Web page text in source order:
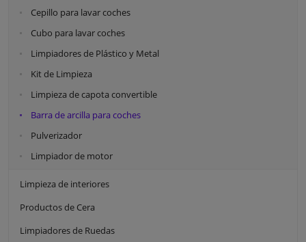
Cepillo para lavar coches
Cubo para lavar coches
Limpiadores de Plástico y Metal
Kit de Limpieza
Limpieza de capota convertible
Barra de arcilla para coches
Pulverizador
Limpiador de motor
Limpieza de interiores
Productos de Cera
Limpiadores de Ruedas